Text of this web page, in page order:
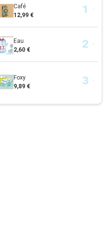
Café
12,99 €
Eau
2,60 €
Foxy
9,89 €